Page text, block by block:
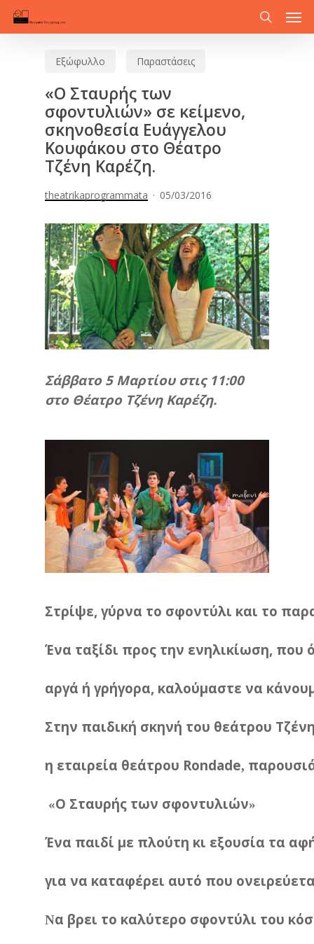
Skip
search
Εξώφυλλο Παραστάσεις
«Ο Σταυρής των
σφοντυλιών» σε κείμενο,
σκηνοθεσία Ευάγγελου
Κουφάκου στο Θέατρο
Τζένη Καρέζη.
theatrikaprogrammata 05/03/2016
Σάββατο 5 Μαρτίου στις 11:00
στο Θέατρο Τζένη Καρέζη.
Στρίψε, γύρνα το σφοντύλι και το
Ένα ταξίδι προς την ενηλικίωση, που
αργά ή γρήγορα, καλούμαστε να
Στην παιδική σκηνή του θεάτρου
η εταιρεία θεάτρου Rondade,
«Ο Σταυρής των σφοντυλιών»
Ένα παιδί με πλούτη κι εξουσία τα
για να καταφέρει αυτό που
Να βρει το καλύτερο σφοντύλι του